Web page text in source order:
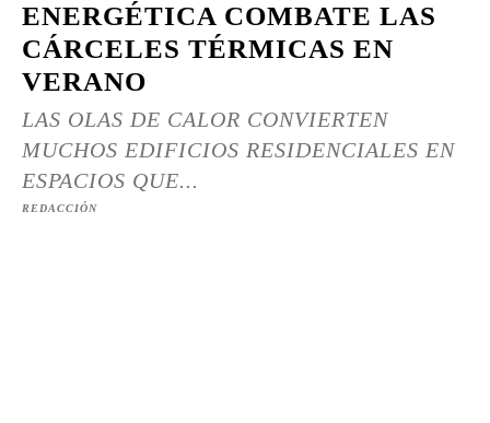
ENERGÉTICA COMBATE LAS
CÁRCELES TÉRMICAS EN
VERANO
LAS OLAS DE CALOR CONVIERTEN
MUCHOS EDIFICIOS RESIDENCIALES EN
ESPACIOS QUE...
REDACCIÓN